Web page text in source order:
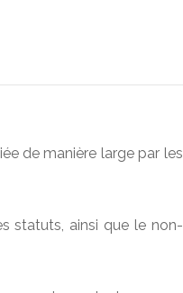
de manière large par les
statuts, ainsi que le non-